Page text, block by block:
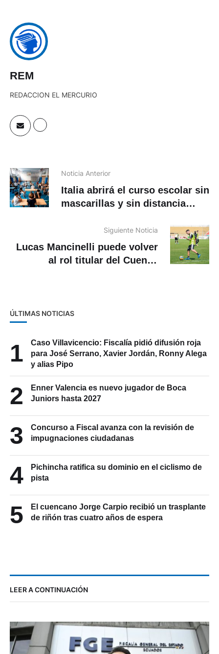
REM
REDACCION EL MERCURIO
Noticia Anterior
Italia abrirá el curso escolar sin
mascarillas y sin distancia
Siguiente Noticia
Lucas Mancinelli puede volver
al rol titular del Cuenca
ÚLTIMAS NOTICIAS
1
Caso Villavicencio: Fiscalía pidió difusión roja
para José Serrano, Xavier Jordán, Ronny Alega
y alias Pipo
2
Enner Valencia es nuevo jugador de Boca
Juniors hasta 2027
3
Concurso a Fiscal avanza con la revisión de
impugnaciones ciudadanas
4
Pichincha ratifica su dominio en el ciclismo de
pista
5
El cuencano Jorge Carpio recibió un trasplante
de riñón tras cuatro años de espera
LEER A CONTINUACIÓN